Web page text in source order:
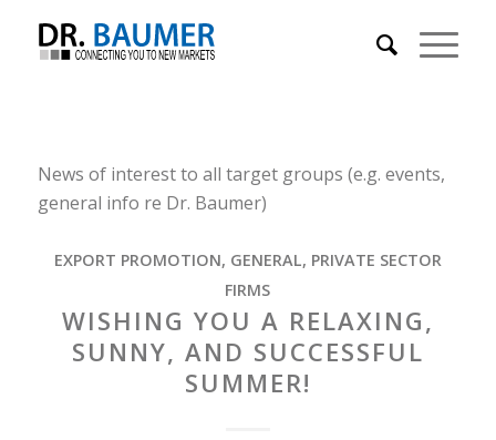
News of interest to all target groups (e.g. events,
general info re Dr. Baumer)
EXPORT PROMOTION, GENERAL, PRIVATE SECTOR
FIRMS
WISHING YOU A RELAXING,
SUNNY, AND SUCCESSFUL
SUMMER!